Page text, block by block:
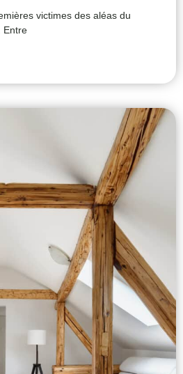
victimes des aléas du
Entre